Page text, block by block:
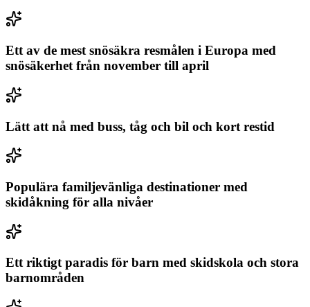
Ett av de mest snösäkra resmålen i Europa med
snösäkerhet från november till april
Lätt att nå med buss, tåg och bil och kort restid
Populära familjevänliga destinationer med
skidåkning för alla nivåer
Ett riktigt paradis för barn med skidskola och stora
barnområden